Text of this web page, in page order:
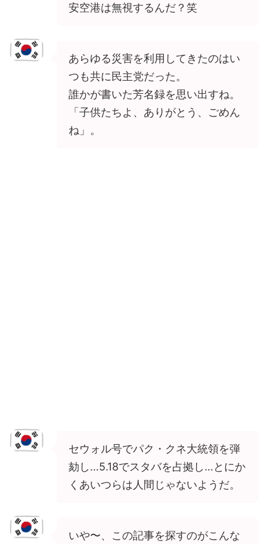
安空港は無視するんだ？笑
あらゆる災害を利用してきたのはい
つも共に民主党だった。
誰かが書いた芳名録を思い出すね。
「子供たちよ、ありがとう、ごめん
ね」。
セウォル号でパク・クネ大統領を弾
劾し…5.18でスタバを占拠し…とにか
くあいつらは人間じゃないようだ。
いや〜、この記事を探すのがこんな